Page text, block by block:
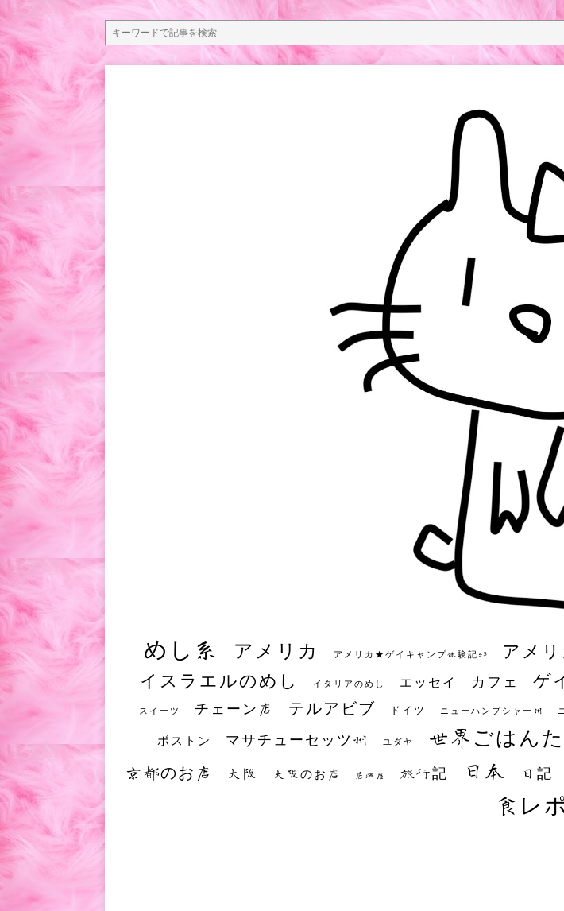
めし系 アメリカ アメリカ★ゲイキャンプ体験記S3 アメ
イスラエルのめし イタリアのめし エッセイ カフェ ゲ
スイーツ チェーン店 テルアビブ ドイツ ニューハンプシャー州
ボストン マサチューセッツ州 ユダヤ 世界ごはん
京都のお店 大阪 大阪のお店 居酒屋 旅行記 日本 日記
食レポ